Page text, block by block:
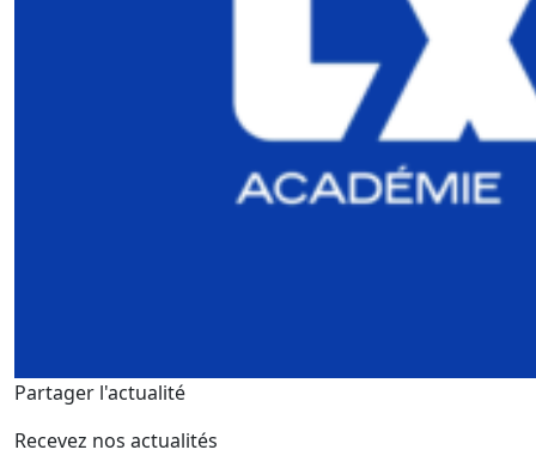
Partager l'actualité
Recevez nos actualités